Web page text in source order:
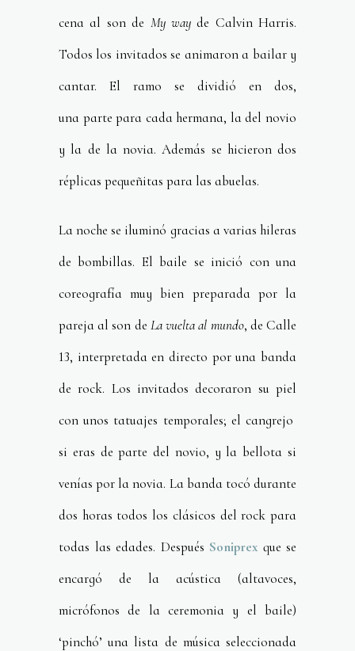
cena al son de My wayde Calvin Harris.
Todos los invitados se animaron a bailar y
cantar. El ramo se dividió en dos,
una parte para cada hermana, la del novio
y la de la novia. Además se hicieron dos
réplicas pequeñitas para las abuelas.
La noche se iluminó gracias a varias hileras
de bombillas. El baile se inició con una
coreografía muy bien preparada por la
pareja al son de La vuelta al mundo, de Calle
13, interpretada en directo por una banda
de rock. Los invitados decoraron su piel
con unos tatuajes temporales; el cangrejo
si eras de parte del novio, y la bellota si
venías por la novia. La banda tocó durante
dos horas todos los clásicos del rock para
todas las edades. Después Soniprex que se
encargó de la acústica (altavoces,
micrófonos de la ceremonia y el baile)
‘pinchó’ una lista de música seleccionada